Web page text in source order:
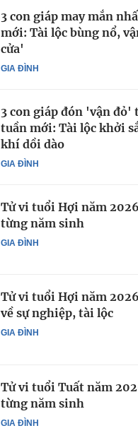
GIA ĐÌNH
3 con giáp may mắn
mới: Tài lộc bùng nổ,
cửa'
GIA ĐÌNH
3 con giáp đón 'vận đỏ'
tuần mới: Tài lộc khởi
khí dồi dào
GIA ĐÌNH
Tử vi tuổi Hợi năm
từng năm sinh
GIA ĐÌNH
Tử vi tuổi Hợi năm
về sự nghiệp, tài lộc
GIA ĐÌNH
Tử vi tuổi Tuất năm
từng năm sinh